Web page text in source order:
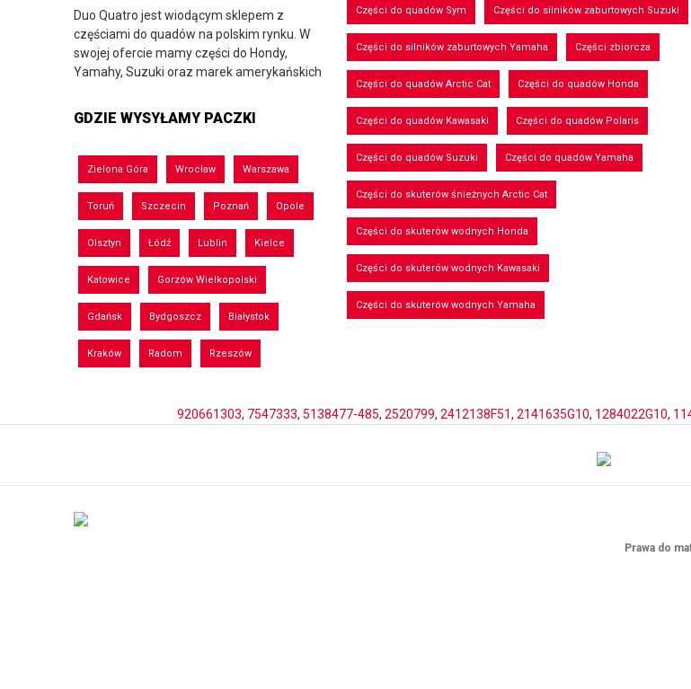
Duo Quatro jest wiodącym sklepem z
częściami do quadów na polskim rynku. W
swojej ofercie mamy części do Hondy,
Yamahy, Suzuki oraz marek amerykańskich
GDZIE WYSYŁAMY PACZKI
Zielona Góra Wrocław Warszawa
Toruń Szczecin Poznań Opole
Olsztyn Łódź Lublin Kielce
Katowice Gorzów Wielkopolski
Gdańsk Bydgoszcz Białystok
Kraków Radom Rzeszów
Części do quadów Sym Części do silników zaburtowych Suzuki
Części do silników zaburtowych Yamaha Części zbiorcza
Części do quadów Arctic Cat Części do quadów Honda
Części do quadów Kawasaki Części do quadów Polaris
Części do quadów Suzuki Części do quadów Yamaha
Części do skuterów śnieżnych Arctic Cat
Części do skuterów wodnych Honda
Części do skuterów wodnych Kawasaki
Części do skuterów wodnych Yamaha
920661303, 7547333, 5138477-485, 2520799, 2412138F51, 2141635G10, 1284022G10,
Prawa do